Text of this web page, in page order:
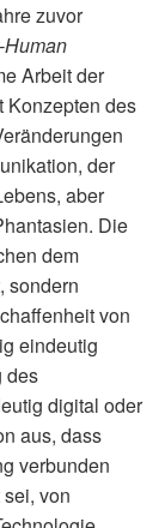
zuvor
Human
Arbeit der
Konzepten des
der
aber
Die
dem
sondern
von
eindeutig
des
digital oder
aus, dass
verbunden
von